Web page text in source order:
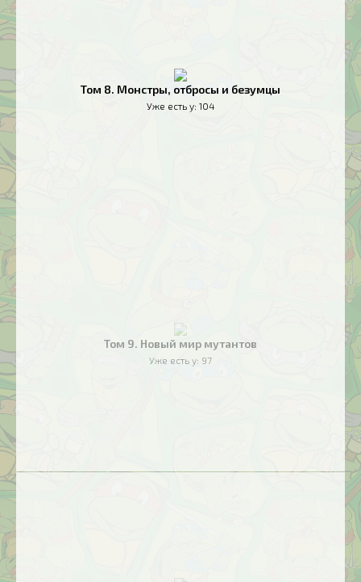
Том 8. Монстры, отбросы и безумцы
Уже есть у: 104
Том 9. Новый мир мутантов
Уже есть у: 97